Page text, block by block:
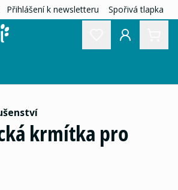
Přihlášení k newsletteru Spořivá tlapka
krmítka pro